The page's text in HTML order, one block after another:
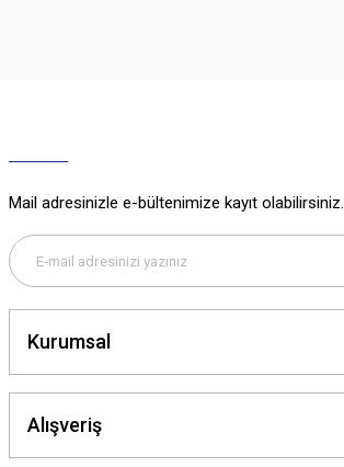
Gönder
Mail adresinizle e-bültenimize kayıt olabilirsiniz.
Kurumsal
Alışveriş